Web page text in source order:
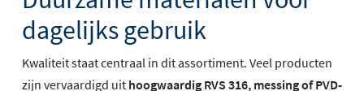
dagelijks gebruik
Kwaliteit staat centraal in dit assortiment. Veel producten
zijn vervaardigd uit hoogwaardig RVS 316, messing of PVD-